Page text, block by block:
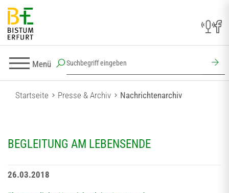
Menü
Startseite Presse & Archiv Nachrichtenarchiv
BEGLEITUNG AM LEBENSENDE
26.03.2018